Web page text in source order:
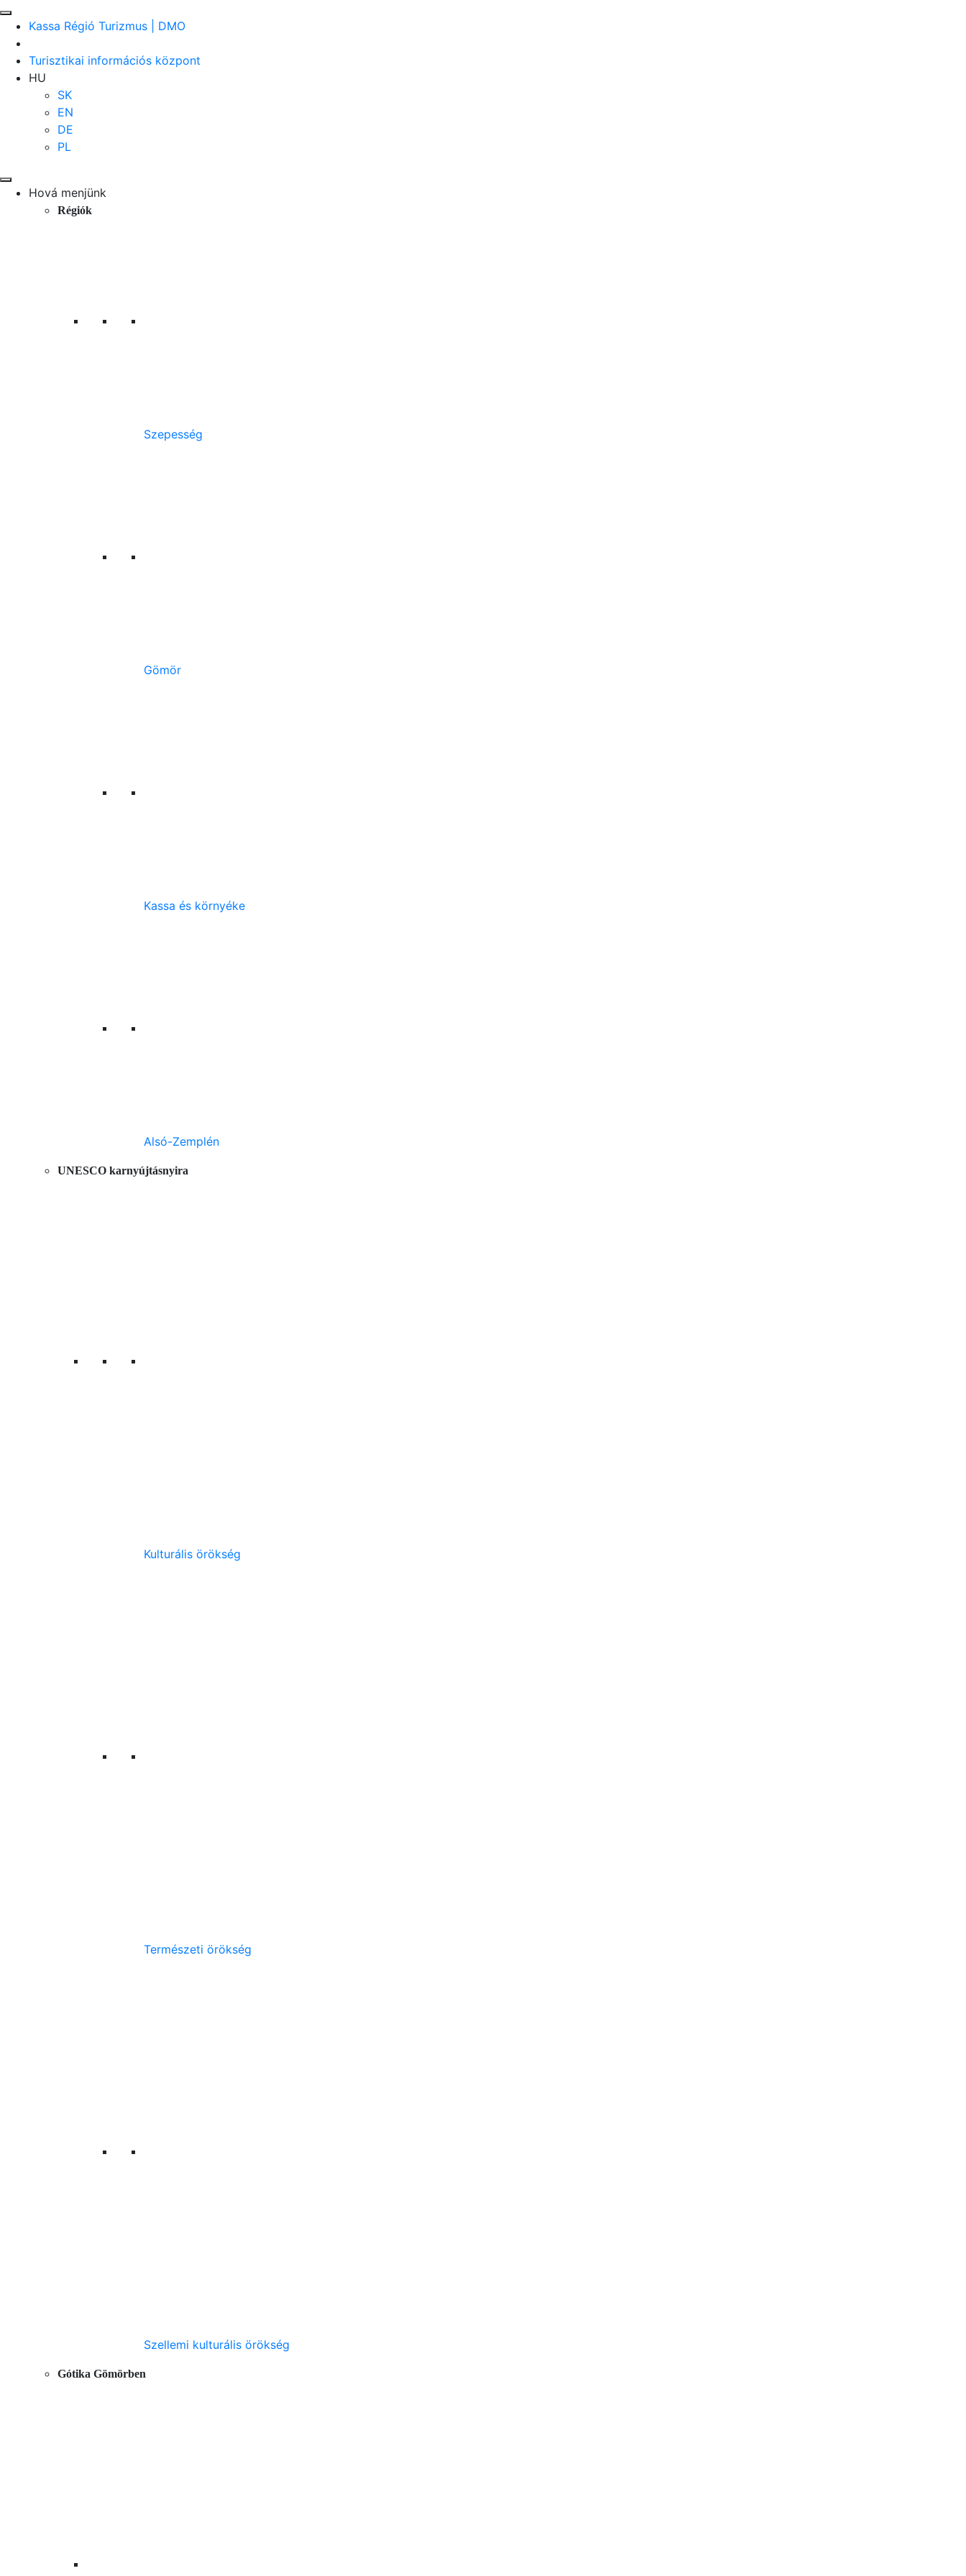
Kassa Régió Turizmus | DMO
Turisztikai információs központ
HU
SK
EN
DE
PL
Hová menjünk
Régiók
Szepesség
Gömör
Kassa és környéke
Alsó-Zemplén
UNESCO karnyújtásnyira
Kulturális örökség
Természeti örökség
Szellemi kulturális örökség
Gótika Gömörben